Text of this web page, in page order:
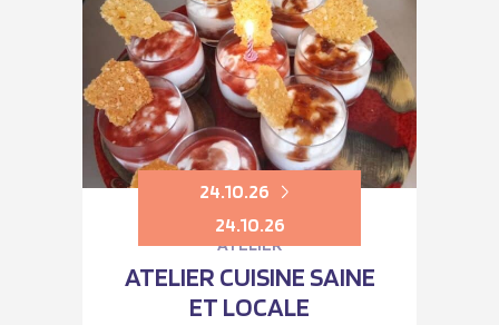
24.10.26
24.10.26
ATELIER
ATELIER CUISINE SAINE
ET LOCALE